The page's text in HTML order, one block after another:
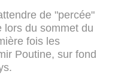
de "percée"
lors du sommet du
fois les
Poutine, sur fond